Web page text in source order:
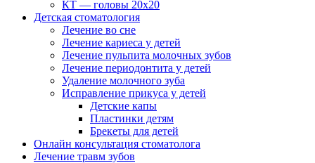
КТ — головы 20х20
Детская стоматология
Лечение во сне
Лечение кариеса у детей
Лечение пульпита молочных зубов
Лечение периодонтита у детей
Удаление молочного зуба
Исправление прикуса у детей
Детские капы
Пластинки детям
Брекеты для детей
Онлайн консультация стоматолога
Лечение травм зубов